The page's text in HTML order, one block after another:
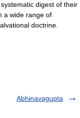
digest of their
a wide range of
doctrine.
Abhinavagupta